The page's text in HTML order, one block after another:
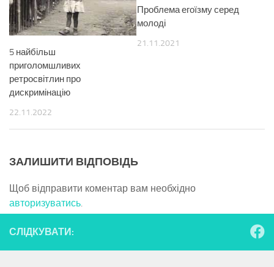
5 найбільш
приголомшливих
ретросвітлин про
дискримінацію
22.11.2022
Проблема егоїзму серед
молоді
21.11.2021
ЗАЛИШИТИ ВІДПОВІДЬ
Щоб відправити коментар вам необхідно
авторизуватись
СЛІДКУВАТИ: